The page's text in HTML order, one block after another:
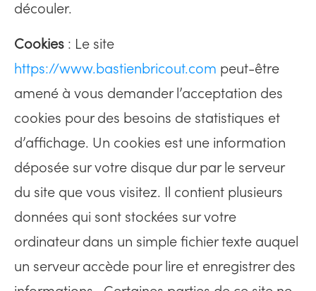
découler.
Cookies : Le site
https://www.bastienbricout.com peut-être
amené à vous demander l’acceptation des
cookies pour des besoins de statistiques et
d’affichage. Un cookies est une information
déposée sur votre disque dur par le serveur
du site que vous visitez. Il contient plusieurs
données qui sont stockées sur votre
ordinateur dans un simple fichier texte auquel
un serveur accède pour lire et enregistrer des